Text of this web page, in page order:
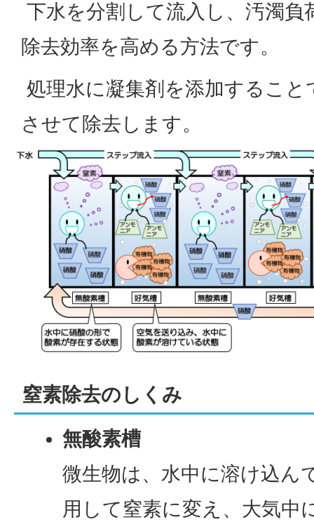
下水を分割して流入し、汚濁負
除去効率を高める方法です。
処理水に凝集剤を添加すること
させて除去します。
窒素除去のしくみ
無酸素槽
微生物は、水中に溶け込ん
用して窒素に変え、大気中